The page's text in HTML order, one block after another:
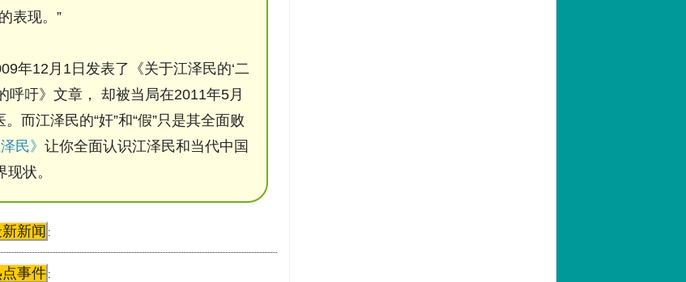
表现。”
年12月1日发表了《关于江泽民的‘二
呼吁》文章， 却被当局在2011年5月
而江泽民的“奸”和“假”只是其全面败
民》 让你全面认识江泽民和当代中国
现状。
新闻 :
事件 :